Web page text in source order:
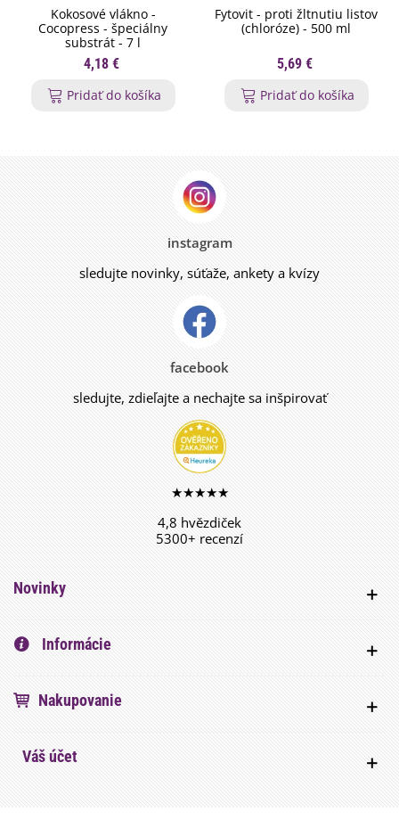
Kokosové vlákno -
Cocopress - špeciálny
substrát - 7 l
4,18 €
Pridať do košíka
Fytovit - proti žltnutiu listov
(chloróze) - 500 ml
5,69 €
Pridať do košíka
instagram
sledujte novinky, súťaže, ankety a kvízy
facebook
sledujte, zdieľajte a nechajte sa inšpirovať
★★★★★
4,8 hvězdiček
5300+ recenzí
Novinky
Informácie
Nakupovanie
Váš účet